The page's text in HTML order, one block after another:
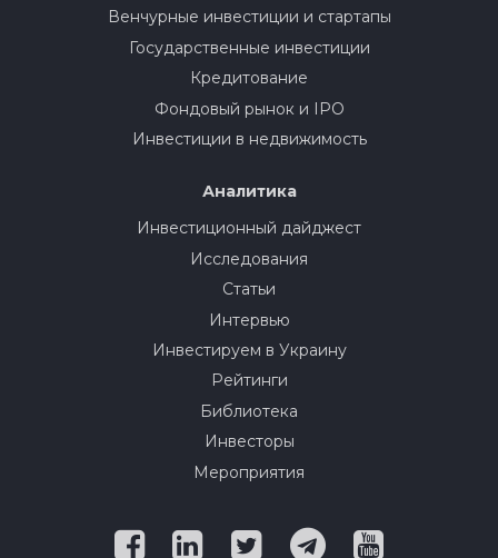
Венчурные инвестиции и стартапы
Государственные инвестиции
Кредитование
Фондовый рынок и IPO
Инвестиции в недвижимость
Аналитика
Инвестиционный дайджест
Исследования
Статьи
Интервью
Инвестируем в Украину
Рейтинги
Библиотека
Инвесторы
Мероприятия